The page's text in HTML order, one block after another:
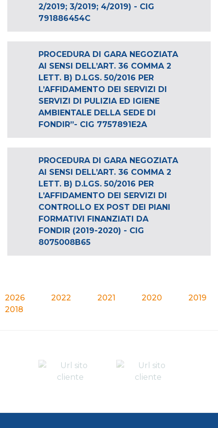
2/2019; 3/2019; 4/2019) - CIG
791886454C
PROCEDURA DI GARA NEGOZIATA
AI SENSI DELL’ART. 36 COMMA 2
LETT. B) D.LGS. 50/2016 PER
L’AFFIDAMENTO DEI SERVIZI DI
SERVIZI DI PULIZIA ED IGIENE
AMBIENTALE DELLA SEDE DI
FONDIR”- CIG 7757891E2A
PROCEDURA DI GARA NEGOZIATA
AI SENSI DELL’ART. 36 COMMA 2
LETT. B) D.LGS. 50/2016 PER
L’AFFIDAMENTO DEI SERVIZI DI
CONTROLLO EX POST DEI PIANI
FORMATIVI FINANZIATI DA
FONDIR (2019-2020) - CIG
8075008B65
2026 2022 2021 2020
2019
2018